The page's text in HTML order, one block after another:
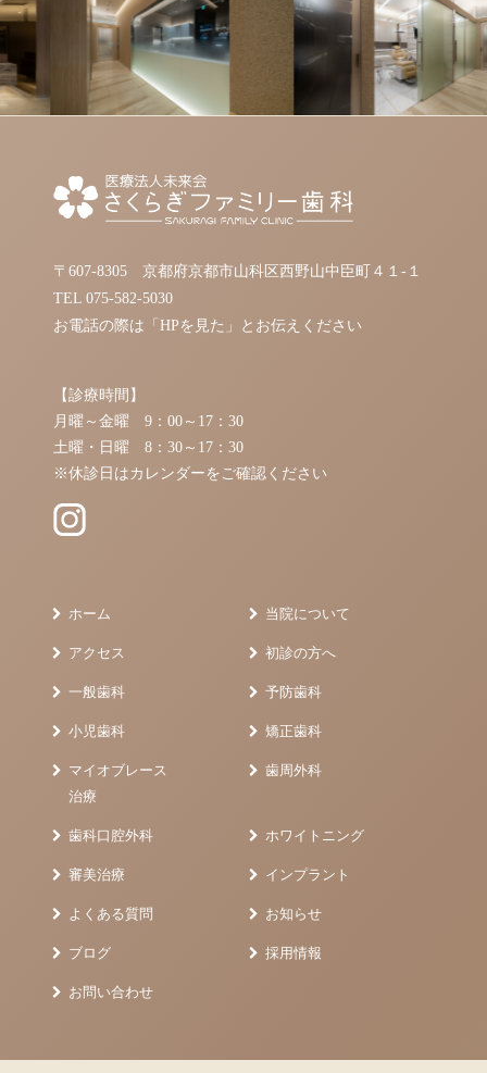
〒607-8305 京都府京都市山科区西野山中臣町４１-１
TEL 075-582-5030
お電話の際は「HPを見た」とお伝えください
【診療時間】
月曜～金曜 9：00～17：30
土曜・日曜 8：30～17：30
※休診日はカレンダーをご確認ください
ホーム 当院について
アクセス 初診の方へ
一般歯科 予防歯科
小児歯科 矯正歯科
マイオブレース
治療
歯周外科
歯科口腔外科 ホワイトニング
審美治療 インプラント
よくある質問 お知らせ
ブログ 採用情報
お問い合わせ